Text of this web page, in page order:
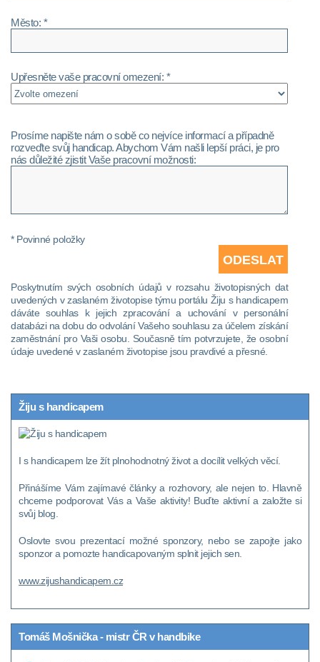
Město: *
Upřesněte vaše pracovní omezení: *
Prosíme napište nám o sobě co nejvíce informací a případně
rozveďte svůj handicap. Abychom Vám našli lepší práci, je pro
nás důležité zjistit Vaše pracovní možnosti:
* Povinné položky
Poskytnutím svých osobních údajů v rozsahu životopisných dat
uvedených v zaslaném životopise týmu portálu Žiju s handicapem
dáváte souhlas k jejich zpracování a uchování v personální
databázi na dobu do odvolání Vašeho souhlasu za účelem získání
zaměstnání pro Vaši osobu. Současně tím potvrzujete, že osobní
údaje uvedené v zaslaném životopise jsou pravdivé a přesné.
Žiju s handicapem
I s handicapem lze žít plnohodnotný život a docílit velkých věcí.
Přinášíme Vám zajímavé články a rozhovory, ale nejen to. Hlavně
chceme podporovat Vás a Vaše aktivity! Buďte aktivní a založte si
svůj blog.
Oslovte svou prezentací možné sponzory, nebo se zapojte jako
sponzor a pomozte handicapovaným splnit jejich sen.
www.zijushandicapem.cz
Tomáš Mošnička - mistr ČR v handbike